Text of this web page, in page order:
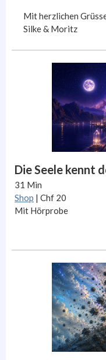
Mit herzlichen
Silke & Moritz
Die Seele kennt
31 Min
Shop | Chf 20
Mit Hörprobe